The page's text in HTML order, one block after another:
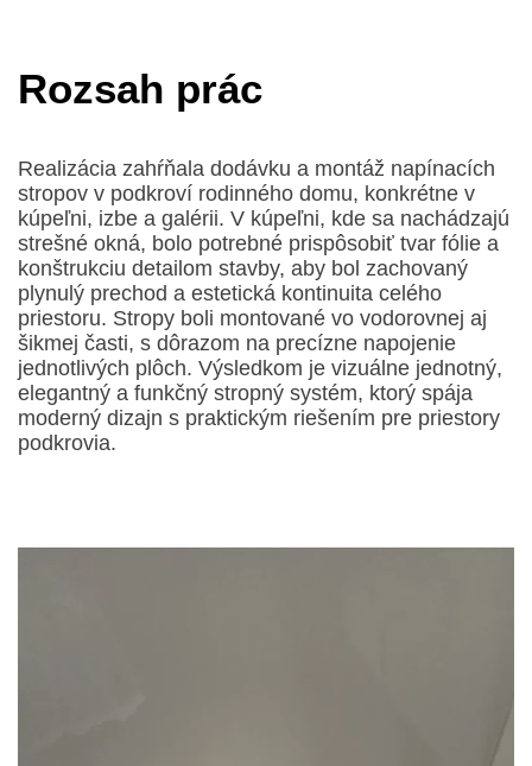
Rozsah prác
Realizácia zahŕňala dodávku a montáž napínacích
stropov v podkroví rodinného domu, konkrétne v
kúpeľni, izbe a galérii. V kúpeľni, kde sa nachádzajú
strešné okná, bolo potrebné prispôsobiť tvar fólie a
konštrukciu detailom stavby, aby bol zachovaný
plynulý prechod a estetická kontinuita celého
priestoru. Stropy boli montované vo vodorovnej aj
šikmej časti, s dôrazom na precízne napojenie
jednotlivých plôch. Výsledkom je vizuálne jednotný,
elegantný a funkčný stropný systém, ktorý spája
moderný dizajn s praktickým riešením pre priestory
podkrovia.